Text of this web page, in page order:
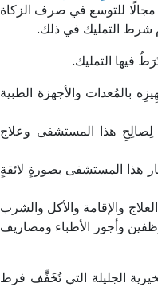
مجالًا للتوسع في صرف الزكاة
شرط التمليك في ذلك.
فيها التمليك.
بالمُعدات والأجهزة الطبية
لِصالِحِ هذا المستشفى وعلاج
هذا المستشفى بصورةٍ لائقةٍ
والإقامة والأكل والشرب
وأجور الأطباء ومصاريف
الجليلة التي تُخَفِّف فرط